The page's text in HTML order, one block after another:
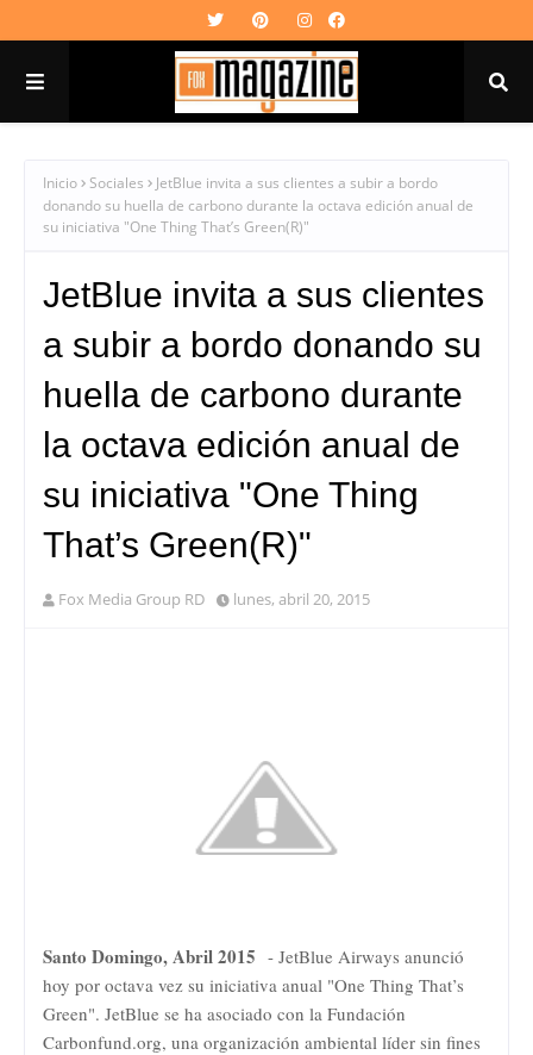
Inicio Sociales
JetBlue invita a sus clientes a subir a bordo
donando su huella de carbono durante la octava edición anual de
su iniciativa "One Thing That’s Green(R)"
JetBlue invita a sus clientes
a subir a bordo donando su
huella de carbono durante
la octava edición anual de
su iniciativa "One Thing
That’s Green(R)"
Fox Media Group RD lunes, abril 20, 2015
Santo Domingo, Abril 2015 - JetBlue Airways anunció
hoy por octava vez su iniciativa anual "One Thing That’s
Green". JetBlue se ha asociado con la Fundación
Carbonfund.org, una organización ambiental líder sin fines